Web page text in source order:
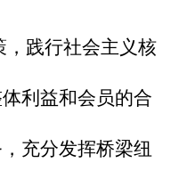
，践行社会主义核
利益和会员的合
充分发挥桥梁纽